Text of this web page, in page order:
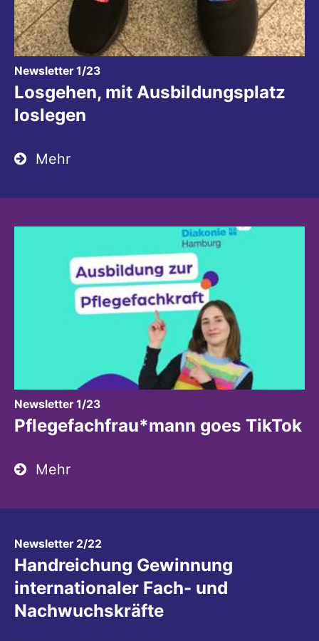
Newsletter 1/23:
Losgehen, mit Ausbildungsplatz
loslegen
Mehr
Newsletter 1/23:
Pflegefachfrau*mann goes TikTok
Mehr
Newsletter 2/22
Handreichung Gewinnung
internationaler Fach- und
Nachwuchskräfte